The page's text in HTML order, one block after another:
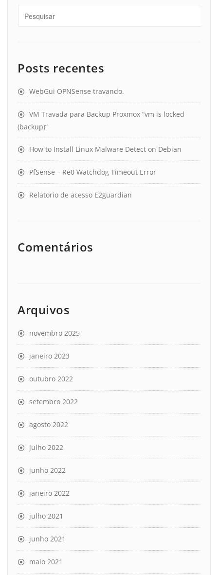
Posts recentes
WebGui OPNSense travando.
VM Travada para Backup Proxmox “vm is locked
(backup)”
How to Install Linux Malware Detect on Debian
PfSense – Re0 Watchdog Timeout Error
Relatorio de acesso E2guardian
Comentários
Arquivos
novembro 2025
janeiro 2023
outubro 2022
setembro 2022
agosto 2022
julho 2022
junho 2022
janeiro 2022
julho 2021
junho 2021
maio 2021